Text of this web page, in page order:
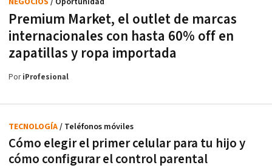
Premium Market, el outlet de marcas
internacionales con hasta 60% off en
zapatillas y ropa importada
PoriProfesional
Cómo elegir el primer celular para tu hijo y
cómo configurar el control parental
TECNOLOGÍA/ Teléfonos móviles